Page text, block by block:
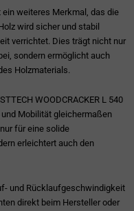
weiteres Merkmal, das die
wird sicher und stabil
verrichtet. Dies trägt nicht nur
sondern ermöglicht auch
Holzmaterials.
WOODCRACKER L 540
Mobilität gleichermaßen
für eine solide
erleichtert auch den
und Rücklaufgeschwindigkeit
direkt beim Hersteller oder